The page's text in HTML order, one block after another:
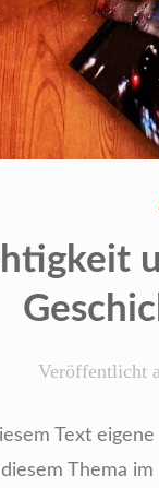
Veröffentlicht
Text
Thema